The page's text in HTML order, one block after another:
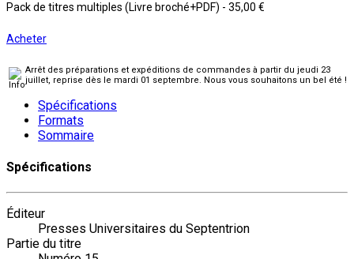
Pack de titres multiples (Livre broché+PDF) - 35,00 €
Acheter
Arrêt des préparations et expéditions de commandes à partir du jeudi 23
juillet, reprise dès le mardi 01 septembre. Nous vous souhaitons un bel été !
Spécifications
Formats
Sommaire
Spécifications
Éditeur
Presses Universitaires du Septentrion
Partie du titre